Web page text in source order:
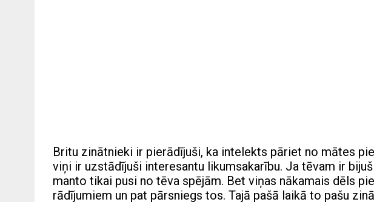
Britu zinātnieki ir pierādījuši, ka intelekts pāriet no mātes
viņi ir uzstādījuši interesantu likumsakarību. Ja tēvam ir
manto tikai pusi no tēva spējām. Bet viņas nākamais dēls
rādījumiem un pat pārsniegs tos. Tajā pašā laikā to pašu